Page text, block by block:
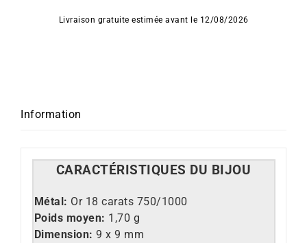
d'Oreilles
Livraison gratuite estimée avant le 12/08/2026
Information
CARACTÉRISTIQUES DU BIJOU
Métal: Or 18 carats 750/1000
Poids moyen: 1,70 g
Dimension: 9 x 9 mm